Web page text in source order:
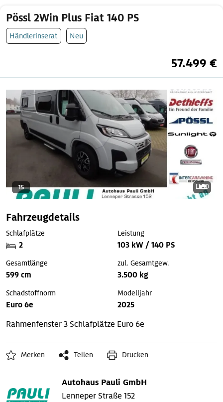
Pössl 2Win Plus Fiat 140 PS
Händlerinserat Neu
57.499 €
15
Fahrzeugdetails
Schlafplätze
2
Leistung
103 kW / 140 PS
Gesamtlänge
599 cm
zul. Gesamtgew.
3.500 kg
Schadstoffnorm
Euro 6e
Modelljahr
2025
Rahmenfenster3 Schlafplätze Euro 6e
Merken Teilen Drucken
Autohaus Pauli GmbH
Lenneper Straße 152